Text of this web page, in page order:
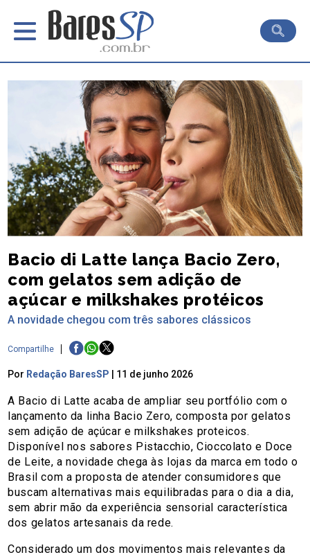
Bacio di Latte lança Bacio Zero,
com gelatos sem adição de
açúcar e milkshakes protéicos
A novidade chegou com três sabores clássicos
Compartilhe
Por Redação BaresSP 11 de junho 2026
A Bacio di Latte acaba de ampliar seu portfólio com o
lançamento da linha Bacio Zero, composta por gelatos
sem adição de açúcar e milkshakes proteicos.
Disponível nos sabores Pistacchio, Cioccolato e Doce
de Leite, a novidade chega às lojas da marca em todo o
Brasil com a proposta de atender consumidores que
buscam alternativas mais equilibradas para o dia a dia,
sem abrir mão da experiência sensorial característica
dos gelatos artesanais da rede.
Considerado um dos movimentos mais relevantes da